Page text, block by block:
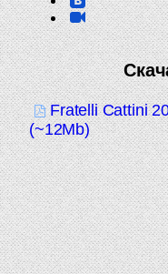
Fratelli Cattini
(~12Mb)